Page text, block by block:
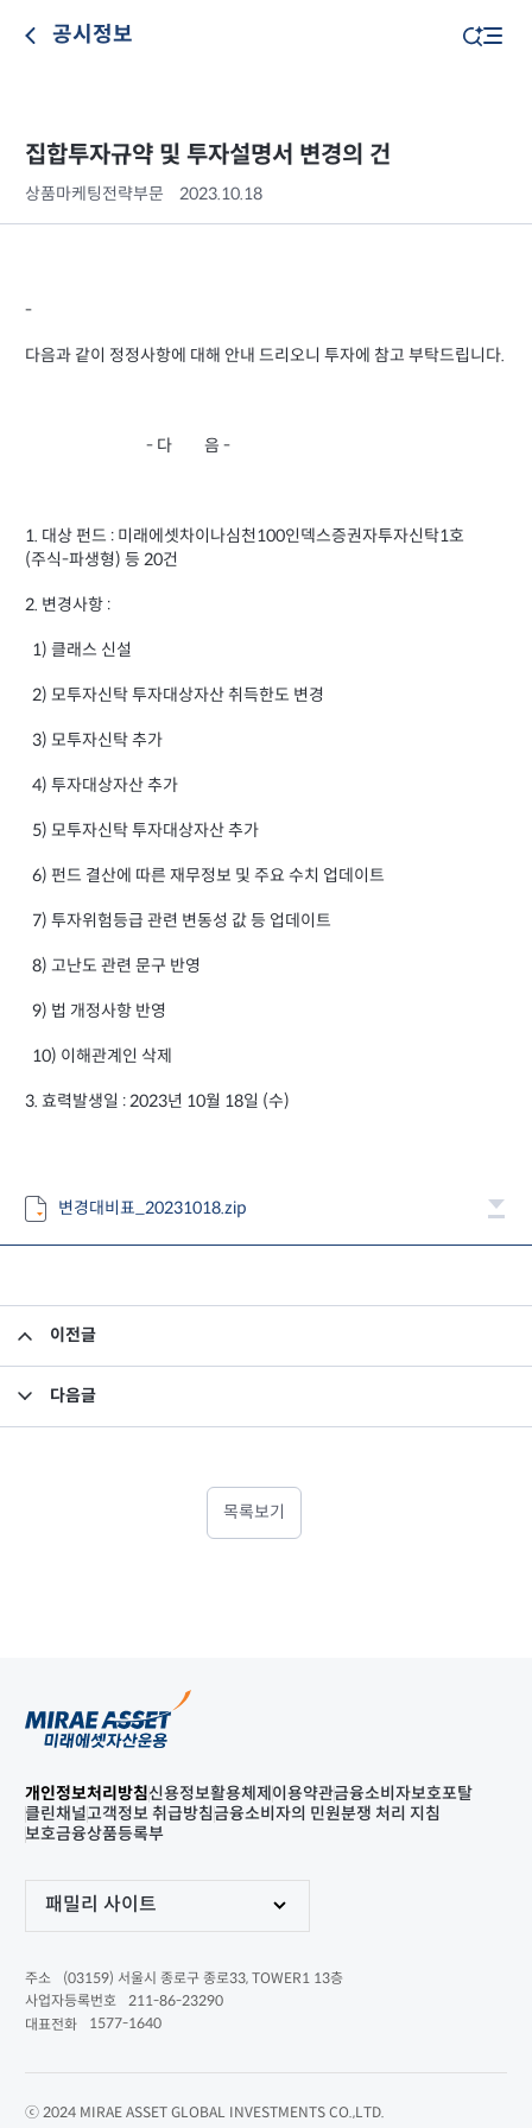
공시정보
집합투자규약 및 투자설명서 변경의 건
상품마케팅전략부문 2023.10.18
-
다음과 같이 정정사항에 대해 안내 드리오니 투자에 참고 부탁드립니다.
- 다 음 -
1. 대상 펀드 : 미래에셋차이나심천100인덱스증권자투자신탁1호
(주식-파생형) 등 20건
2. 변경사항 :
1) 클래스 신설
2) 모투자신탁 투자대상자산 취득한도 변경
3) 모투자신탁 추가
4) 투자대상자산 추가
5) 모투자신탁 투자대상자산 추가
6) 펀드 결산에 따른 재무정보 및 주요 수치 업데이트
7) 투자위험등급 관련 변동성 값 등 업데이트
8) 고난도 관련 문구 반영
9) 법 개정사항 반영
10) 이해관계인 삭제
3. 효력발생일 : 2023년 10월 18일 (수)
변경대비표_20231018.zip
이전글
다음글
목록보기
개인정보처리방침신용정보활용체제 이용약관금융소비자보호포탈
클린채널고객정보 취급방침금융소비자의 민원분쟁 처리 지침
보호금융상품등록부
패밀리 사이트
주소
(03159) 서울시 종로구 종로33, TOWER1 13층
사업자등록번호
211-86-23290
대표전화
1577-1640
ⓒ 2024 MIRAE ASSET GLOBAL INVESTMENTS CO.,LTD.